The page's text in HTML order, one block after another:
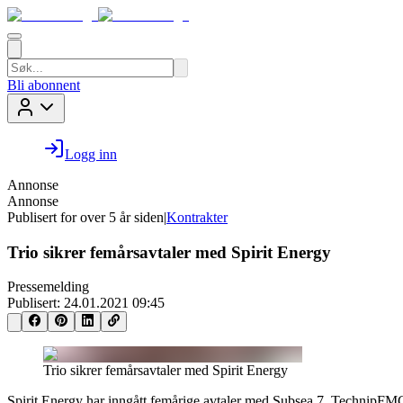
Bli abonnent
Logg inn
Annonse
Annonse
Publisert for over 5 år siden|Kontrakter
Trio sikrer femårsavtaler med Spirit Energy
Pressemelding
Publisert: 24.01.2021 09:45
Trio sikrer femårsavtaler med Spirit Energy